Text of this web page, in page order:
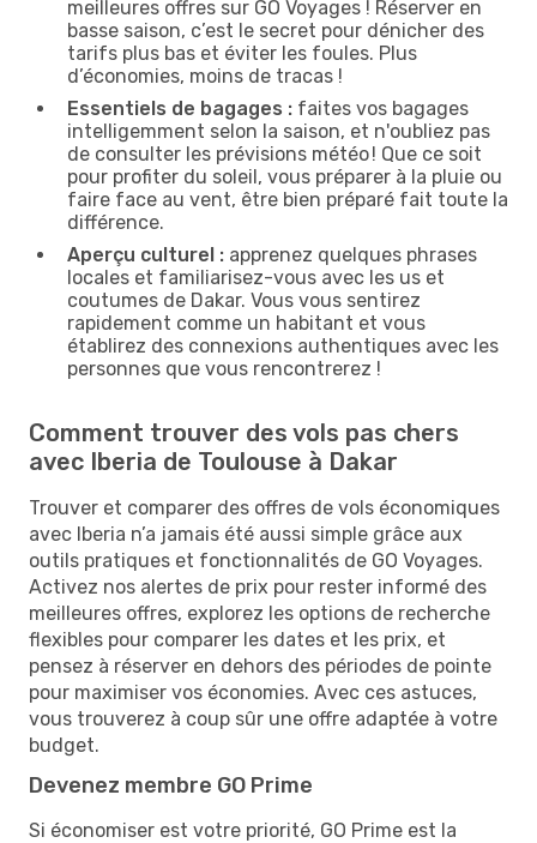
meilleures offres sur GO Voyages ! Réserver en
basse saison, c’est le secret pour dénicher des
tarifs plus bas et éviter les foules. Plus
d’économies, moins de tracas !
Essentiels de bagages : faites vos bagages
intelligemment selon la saison, et n'oubliez pas
de consulter les prévisions météo ! Que ce soit
pour profiter du soleil, vous préparer à la pluie ou
faire face au vent, être bien préparé fait toute la
différence.
Aperçu culturel : apprenez quelques phrases
locales et familiarisez-vous avec les us et
coutumes de Dakar. Vous vous sentirez
rapidement comme un habitant et vous
établirez des connexions authentiques avec les
personnes que vous rencontrerez !
Comment trouver des vols pas chers
avec Iberia de Toulouse à Dakar
Trouver et comparer des offres de vols économiques
avec Iberia n’a jamais été aussi simple grâce aux
outils pratiques et fonctionnalités de GO Voyages.
Activez nos alertes de prix pour rester informé des
meilleures offres, explorez les options de recherche
flexibles pour comparer les dates et les prix, et
pensez à réserver en dehors des périodes de pointe
pour maximiser vos économies. Avec ces astuces,
vous trouverez à coup sûr une offre adaptée à votre
budget.
Devenez membre GO Prime
Si économiser est votre priorité, GO Prime est la